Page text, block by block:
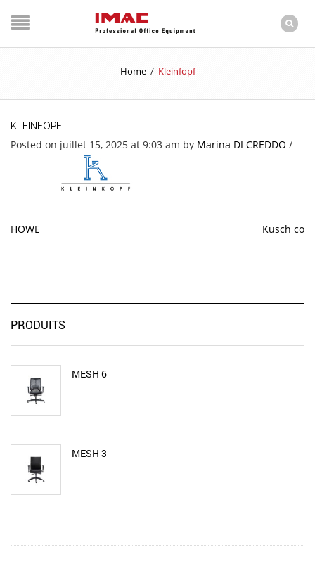
Home / Kleinfopf
KLEINFOPF
Posted on juillet 15, 2025 at 9:03 am by Marina DI CREDDO /
HOWE Kusch co
PRODUITS
MESH 6
MESH 3